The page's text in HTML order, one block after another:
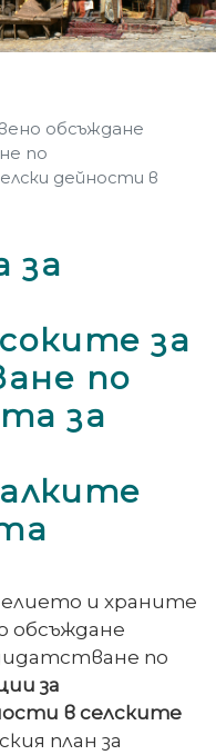
обсъждане
по
дейности в
за
за
по
за
и храните
обсъждане
по
за
в селските
план за